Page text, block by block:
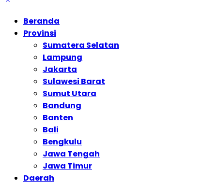
Beranda
Provinsi
Sumatera Selatan
Lampung
Jakarta
Sulawesi Barat
Sumut Utara
Bandung
Banten
Bali
Bengkulu
Jawa Tengah
Jawa Timur
Daerah